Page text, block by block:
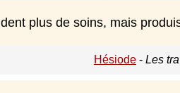
plus de soins, mais
Hésiode - Les